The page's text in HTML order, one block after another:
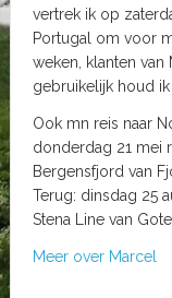
vertrek ik op
Portugal om voor
weken, klanten
gebruikelijk houd
Ook mn reis naar
donderdag 21 mei
Bergensfjord van
Terug: dinsdag 25
Stena Line van
Meer over Marcel